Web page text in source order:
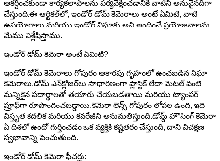
ఆకర్షించకుండా కార్యకలాపాలను పర్యవేక్షించడానికి వాటిని అనువైనదిగా
చేస్తుంది.ఈ ఆర్టికల్‌లో, ఇండోర్ డోమ్ కెమెరాలు అంటే ఏమిటి, వాటి
ఉపయోగాలు మరియు ఇండోర్ నిఘాకు అవి అందించే ప్రయోజనాలను
మేము విశ్లేషిస్తాము.
ఇండోర్ డోమ్ కెమెరా అంటే ఏమిటి?
ఇండోర్ డోమ్ కెమెరాలు గోపురం ఆకారపు గృహంలో ఉంచబడిన నిఘా
కెమెరాలు.డోమ్ ఎన్‌క్లోజర్‌లు సాధారణంగా ప్లాస్టిక్ లేదా మెటల్ వంటి
మన్నికైన పదార్థాలతో తయారు చేయబడతాయి మరియు ట్యాంపర్
ప్రూఫ్‌గా రూపొందించబడ్డాయి.కెమెరా లెన్స్ గోపురం లోపల ఉంది, ఇది
విస్తృత కదలిక మరియు కవరేజీని అనుమతిస్తుంది.డోమ్డ్ హౌసింగ్ కెమెరా
ఏ దిశలో ఉందో గుర్తించడం ఒక వ్యక్తికి కష్టతరం చేస్తుంది, దాని విచక్షణ
స్వభావాన్ని పెంచుతుంది.
ఇండోర్ డోమ్ కెమెరా ఫీచర్లు: